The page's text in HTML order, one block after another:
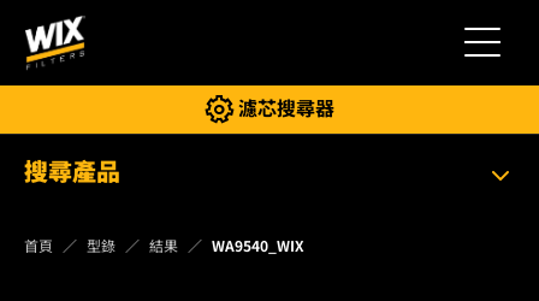
切換導航
濾芯搜尋器
搜尋產品
首頁 型錄 結果 WA9540_WIX